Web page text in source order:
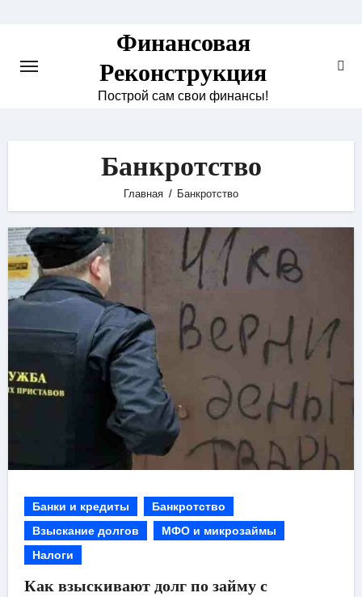
Финансовая
Реконструкция
Построй сам свои финансы!
Банкротство
Главная Банкротство
Банки и кредиты
Банкротство
Взыскание долгов
МФО и микрозаймы
Налоги
Как взыскивают долг по займу с